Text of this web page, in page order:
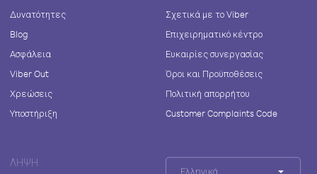
Δυνατότητες
Blog
Ασφάλεια
Viber Out
Χρεώσεις
Υποστήριξη
Σχετικά με το Viber
Επιχειρηματικό κέντρο
Ευκαιρίες συνεργασίας
Όροι και Προϋποθέσεις
Πολιτική απορρήτου
Customer Complaints Code
ΛΉΨΗ
Ελληνικά